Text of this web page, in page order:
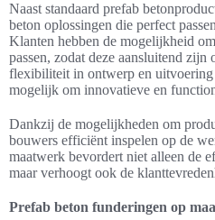
Naast standaard prefab
beton oplossingen die perfect
Klanten hebben de mogelijkheid
passen, zodat deze aansluitend zijn
flexibiliteit in ontwerp en
mogelijk om innovatieve en
Dankzij de mogelijkheden om
bouwers efficiënt inspelen op de
maatwerk bevordert niet alleen de
maar verhoogt ook de
Prefab beton funderingen op